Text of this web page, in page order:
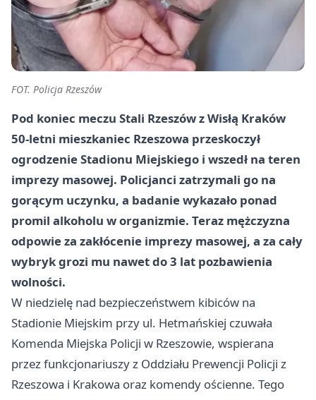
FOT. Policja Rzeszów
Pod koniec meczu Stali Rzeszów z Wisłą Kraków
50-letni mieszkaniec Rzeszowa przeskoczył
ogrodzenie Stadionu Miejskiego i wszedł na teren
imprezy masowej. Policjanci zatrzymali go na
gorącym uczynku, a badanie wykazało ponad
promil alkoholu w organizmie. Teraz mężczyzna
odpowie za zakłócenie imprezy masowej, a za cały
wybryk grozi mu nawet do 3 lat pozbawienia
wolności.
W niedzielę nad bezpieczeństwem kibiców na
Stadionie Miejskim przy ul. Hetmańskiej czuwała
Komenda Miejska Policji w Rzeszowie, wspierana
przez funkcjonariuszy z Oddziału Prewencji Policji z
Rzeszowa i Krakowa oraz komendy ościenne. Tego